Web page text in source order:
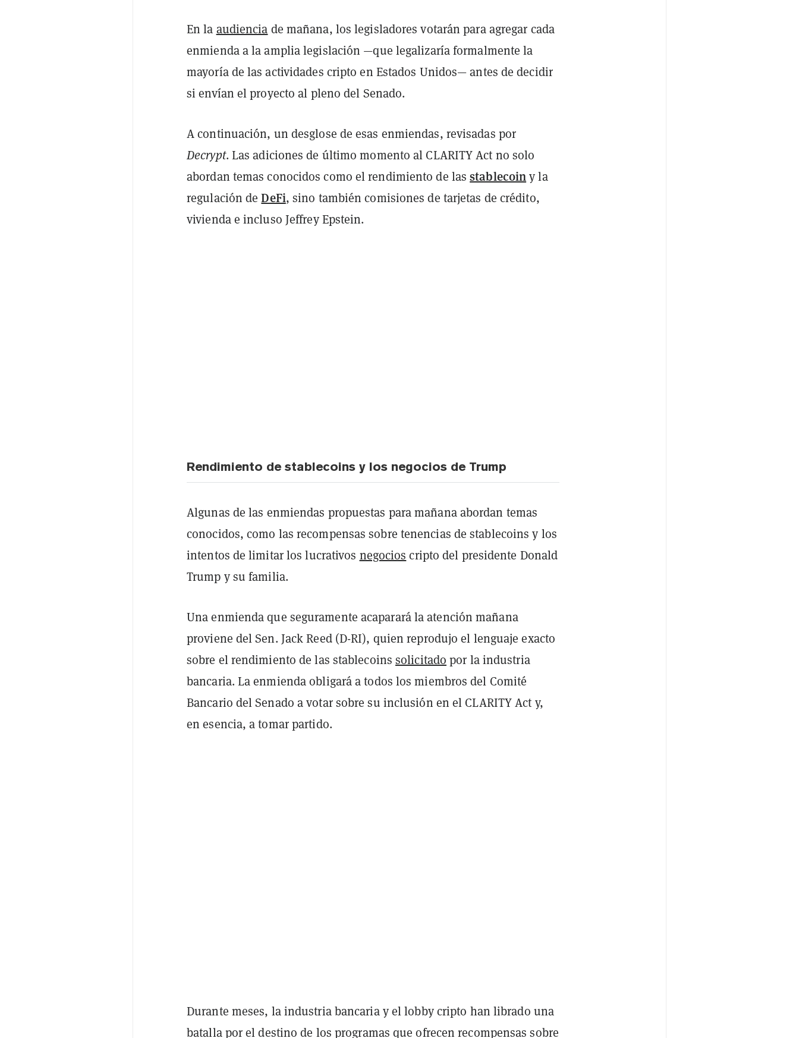
En la audiencia de mañana, los legisladores votarán para agregar cada
enmienda a la amplia legislación —que legalizaría formalmente la
mayoría de las actividades cripto en Estados Unidos— antes de decidir
si envían el proyecto al pleno del Senado.
A continuación, un desglose de esas enmiendas, revisadas por
Decrypt. Las adiciones de último momento al CLARITY Act no solo
abordan temas conocidos como el rendimiento de lasstablecoiny la
regulación deDeFi, sino también comisiones de tarjetas de crédito,
vivienda e incluso Jeffrey Epstein.
Rendimiento de stablecoins y los negocios de Trump
Algunas de las enmiendas propuestas para mañana abordan temas
conocidos, como las recompensas sobre tenencias de stablecoins y los
intentos de limitar los lucrativos negocios cripto del presidente Donald
Trump y su familia.
Una enmienda que seguramente acaparará la atención mañana
proviene del Sen. Jack Reed (D-RI), quien reprodujo el lenguaje exacto
sobre el rendimiento de las stablecoinssolicitado por la industria
bancaria. La enmienda obligará a todos los miembros del Comité
Bancario del Senado a votar sobre su inclusión en el CLARITY Act y,
en esencia, a tomar partido.
Durante meses, la industria bancaria y el lobby cripto han librado una
batalla por el destino de los programas que ofrecen recompensas sobre